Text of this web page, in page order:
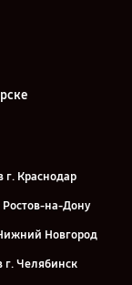
г. Краснодар
Ростов-на-Дону
Новгород
г. Челябинск